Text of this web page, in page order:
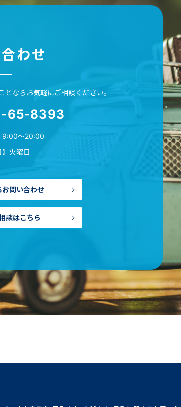
わせ
とならお気軽にご相談ください。
65-8393
9:00～20:00
】火曜日
問い合わせ
談はこちら